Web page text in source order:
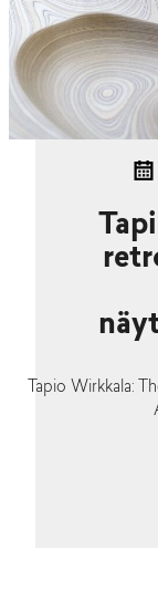
Tapio Wirkkala: